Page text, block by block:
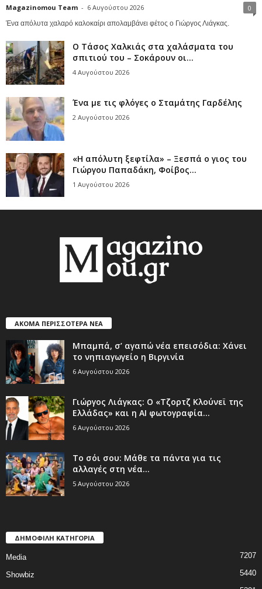
Magazinomou Team - 6 Αυγούστου 2026 0
Ένα απόλυτα χαλαρό καλοκαίρι απολαμβάνει φέτος ο Γιώργος Λιάγκας.
Ο Τάσος Χαλκιάς στα χαλάσματα του
σπιτιού του – Σοκάρουν οι...
4 Αυγούστου 2026
Ένα με τις φλόγες ο Σταμάτης Γαρδέλης
2 Αυγούστου 2026
«Η απόλυτη ξεφτίλα» – Ξεσπά ο γιος του
Γιώργου Παπαδάκη, Φοίβος...
1 Αυγούστου 2026
ΑΚΟΜΑ ΠΕΡΙΣΣΟΤΕΡΑ ΝΕΑ
Μπαμπά, σ’ αγαπώ νέα επεισόδια: Χάνει
το νηπιαγωγείο η Βιργινία
6 Αυγούστου 2026
Γιώργος Λιάγκας: Ο «Τζορτζ Κλούνεϊ της
Ελλάδας» και η AI φωτογραφία...
6 Αυγούστου 2026
Το σόι σου: Μάθε τα πάντα για τις
αλλαγές στη νέα...
5 Αυγούστου 2026
ΔΗΜΟΦΙΛΗ ΚΑΤΗΓΟΡΙΑ
Media 7207
Showbiz 5440